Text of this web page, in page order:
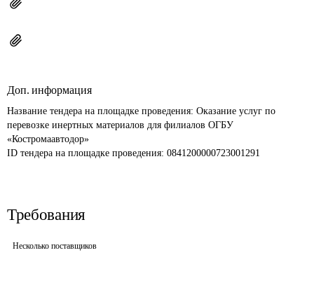
Доп. информация
Название тендера на площадке проведения: Оказание услуг по
перевозке инертных материалов для филиалов ОГБУ
«Костромаавтодор»
ID тендера на площадке проведения: 0841200000723001291
Требования
Несколько поставщиков